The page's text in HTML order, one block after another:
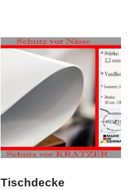
Tischdecke